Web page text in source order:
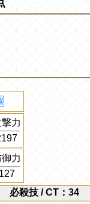
力
御力
127
必殺技 / CT：34